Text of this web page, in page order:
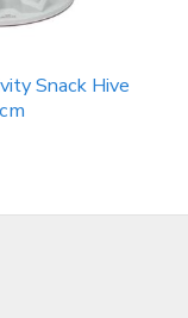
Snack Hive